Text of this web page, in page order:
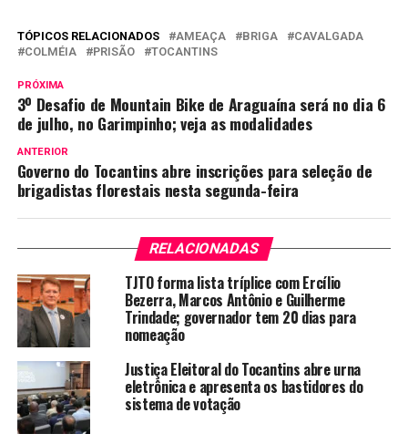
TÓPICOS RELACIONADOS AMEAÇA BRIGA
CAVALGADA
COLMÉIA
PRISÃO TOCANTINS
PRÓXIMA
3º Desafio de Mountain Bike de Araguaína será no dia 6
de julho, no Garimpinho; veja as modalidades
ANTERIOR
Governo do Tocantins abre inscrições para seleção de
brigadistas florestais nesta segunda-feira
RELACIONADAS
TJTO forma lista tríplice com Ercílio
Bezerra, Marcos Antônio e Guilherme
Trindade; governador tem 20 dias para
nomeação
Justiça Eleitoral do Tocantins abre urna
eletrônica e apresenta os bastidores do
sistema de votação